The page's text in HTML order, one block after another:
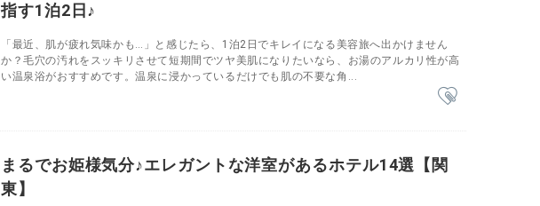
指す1泊2日♪
「最近、肌が疲れ気味かも…」と感じたら、1泊2日でキレイになる美容旅へ出かけません
か？毛穴の汚れをスッキリさせて短期間でツヤ美肌になりたいなら、お湯のアルカリ性が高
い温泉浴がおすすめです。温泉に浸かっているだけでも肌の不要な角...
まるでお姫様気分♪エレガントな洋室があるホテル14選【関
東】